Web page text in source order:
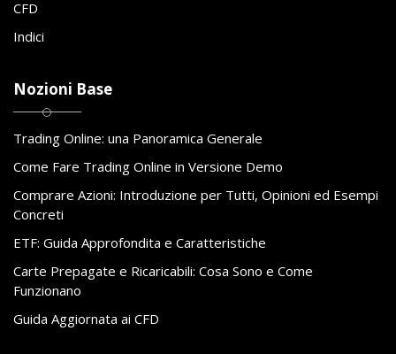
CFD
Indici
Nozioni Base
Trading Online: una Panoramica Generale
Come Fare Trading Online in Versione Demo
Comprare Azioni: Introduzione per Tutti, Opinioni ed Esempi
Concreti
ETF: Guida Approfondita e Caratteristiche
Carte Prepagate e Ricaricabili: Cosa Sono e Come
Funzionano
Guida Aggiornata ai CFD